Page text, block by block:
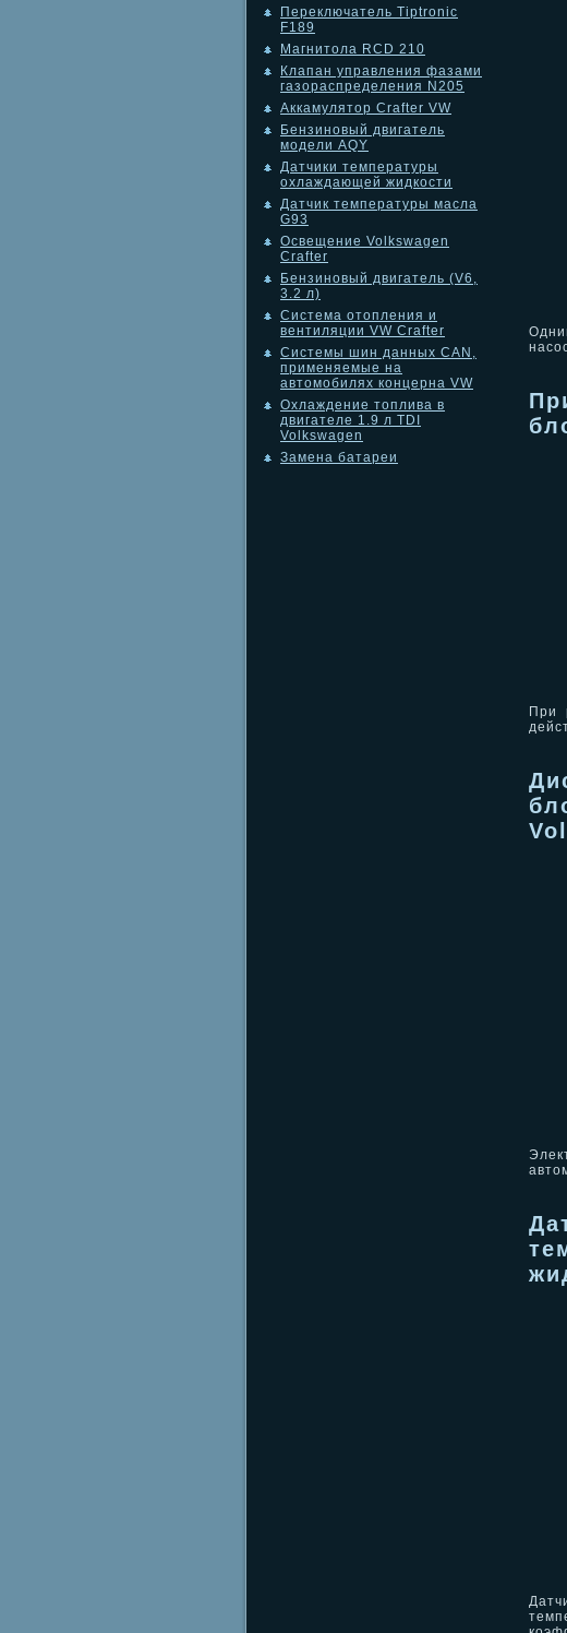
Переключатель Tiptronic
F189
Магнитола RCD 210
Клапан управления фазами
газораспределения N205
Аккамулятор Crafter VW
Бензиновый двигатель
модели AQY
Датчики температуры
охлаждающей жидкости
Датчик температуры масла
G93
Освещение Volkswagen
Crafter
Бензиновый двигатель (V6,
3.2 л)
Система отопления и
вентиляции VW Crafter
Системы шин данных CAN,
применяемые на
автомобилях концерна VW
Охлаждение топлива в
двигателе 1.9 л TDI
Volkswagen
Замена батареи
При